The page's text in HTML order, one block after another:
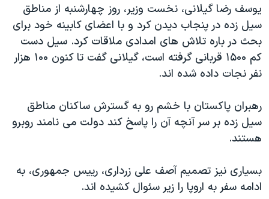
آرشیو پخش زنده
مجموعه مستندهای دادخواهی
تریبونال مردمی آبان ۹۸
دادگاه حمید نوری
چهل سال گروگان‌گیری
قانون شفافیت دارائی کادر رهبری ایران
اعتراضات مردمی آبان ۹۸
اسرائیل در جنگ
نرگس محمدی برنده جایزه نوبل صلح
همایش محافظه‌کاران آمریکا «سی‌پک»
یوسف رضا گیلانی، نخست وزیر، روز چهارشنبه از مناطق
سیل زده در پنجاب دیدن کرد و با اعضای کابینه خود برای
بحث در باره تلاش های امدادی ملاقات کرد. سیل دست
کم ۱۵۰۰ قربانی گرفته است، گیلانی گفت تا کنون ۱۰۰ هزار
نفر نجات داده شده اند.
رهبران پاکستان با خشم رو به گسترش ساکنان مناطق
سیل زده بر سر آنچه آن را پاسخ کند دولت می نامند روبرو
هستند.
بسیاری نیز تصمیم آصف علی زرداری، رییس جمهوری، به
ادامه سفر به اروپا را زیر سئوال کشیده اند.